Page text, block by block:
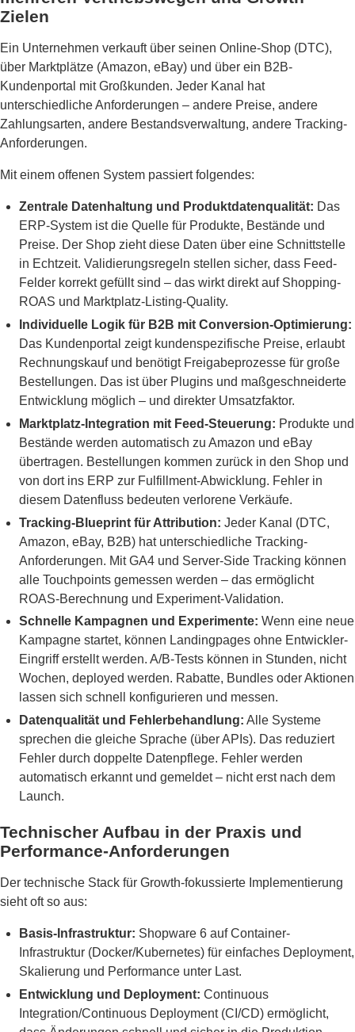
Zielen
Ein Unternehmen verkauft über seinen Online-Shop (DTC),
über Marktplätze (Amazon, eBay) und über ein B2B-
Kundenportal mit Großkunden. Jeder Kanal hat
unterschiedliche Anforderungen – andere Preise, andere
Zahlungsarten, andere Bestandsverwaltung, andere Tracking-
Anforderungen.
Mit einem offenen System passiert folgendes:
Zentrale Datenhaltung und Produktdatenqualität: Das
ERP-System ist die Quelle für Produkte, Bestände und
Preise. Der Shop zieht diese Daten über eine Schnittstelle
in Echtzeit. Validierungsregeln stellen sicher, dass Feed-
Felder korrekt gefüllt sind – das wirkt direkt auf Shopping-
ROAS und Marktplatz-Listing-Quality.
Individuelle Logik für B2B mit Conversion-Optimierung:
Das Kundenportal zeigt kundenspezifische Preise, erlaubt
Rechnungskauf und benötigt Freigabeprozesse für große
Bestellungen. Das ist über Plugins und maßgeschneiderte
Entwicklung möglich – und direkter Umsatzfaktor.
Marktplatz-Integration mit Feed-Steuerung: Produkte und
Bestände werden automatisch zu Amazon und eBay
übertragen. Bestellungen kommen zurück in den Shop und
von dort ins ERP zur Fulfillment-Abwicklung. Fehler in
diesem Datenfluss bedeuten verlorene Verkäufe.
Tracking-Blueprint für Attribution: Jeder Kanal (DTC,
Amazon, eBay, B2B) hat unterschiedliche Tracking-
Anforderungen. Mit GA4 und Server-Side Tracking können
alle Touchpoints gemessen werden – das ermöglicht
ROAS-Berechnung und Experiment-Validation.
Schnelle Kampagnen und Experimente: Wenn eine neue
Kampagne startet, können Landingpages ohne Entwickler-
Eingriff erstellt werden. A/B-Tests können in Stunden, nicht
Wochen, deployed werden. Rabatte, Bundles oder Aktionen
lassen sich schnell konfigurieren und messen.
Datenqualität und Fehlerbehandlung: Alle Systeme
sprechen die gleiche Sprache (über APIs). Das reduziert
Fehler durch doppelte Datenpflege. Fehler werden
automatisch erkannt und gemeldet – nicht erst nach dem
Launch.
Technischer Aufbau in der Praxis und
Performance-Anforderungen
Der technische Stack für Growth-fokussierte Implementierung
sieht oft so aus:
Basis-Infrastruktur: Shopware 6 auf Container-
Infrastruktur (Docker/Kubernetes) für einfaches Deployment,
Skalierung und Performance unter Last.
Entwicklung und Deployment: Continuous
Integration/Continuous Deployment (CI/CD) ermöglicht,